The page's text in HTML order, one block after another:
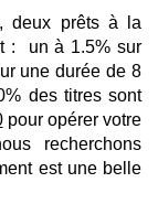
deux prêts à la
: un à 1.5% sur
une durée de 8
des titres sont
pour opérer votre
recherchons
est une belle